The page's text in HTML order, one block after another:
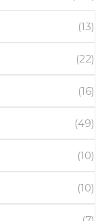
(13)
(22)
(16)
(49)
(10)
(10)